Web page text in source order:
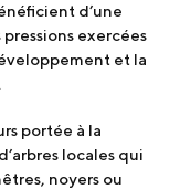
d’une
exercées
et la
portée à la
locales qui
noyers ou